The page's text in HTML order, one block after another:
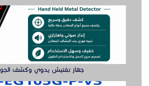
جهاز تفتيش يدوي وكشف